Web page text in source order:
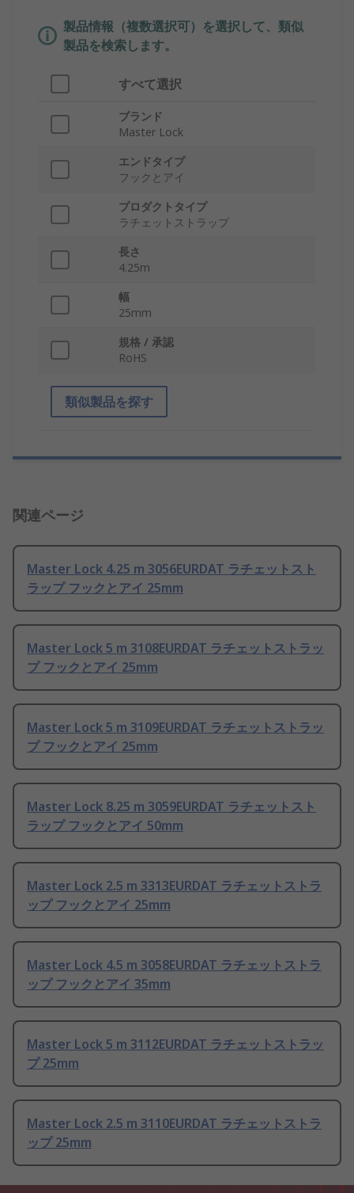
製品情報（複数選択可）を選択して、類似
製品を検索します。
すべて選択
ブランド
Master Lock
エンドタイプ
フックとアイ
プロダクトタイプ
ラチェットストラップ
長さ
4.25m
幅
25mm
規格 / 承認
RoHS
類似製品を探す
関連ページ
Master Lock 4.25 m 3056EURDAT ラチェットスト
ラップ フックとアイ 25mm
Master Lock 5 m 3108EURDAT ラチェットストラッ
プ フックとアイ 25mm
Master Lock 5 m 3109EURDAT ラチェットストラッ
プ フックとアイ 25mm
Master Lock 8.25 m 3059EURDAT ラチェットスト
ラップ フックとアイ 50mm
Master Lock 2.5 m 3313EURDAT ラチェットストラ
ップ フックとアイ 25mm
Master Lock 4.5 m 3058EURDAT ラチェットストラ
ップ フックとアイ 35mm
Master Lock 5 m 3112EURDAT ラチェットストラッ
プ 25mm
Master Lock 2.5 m 3110EURDAT ラチェットストラ
ップ 25mm